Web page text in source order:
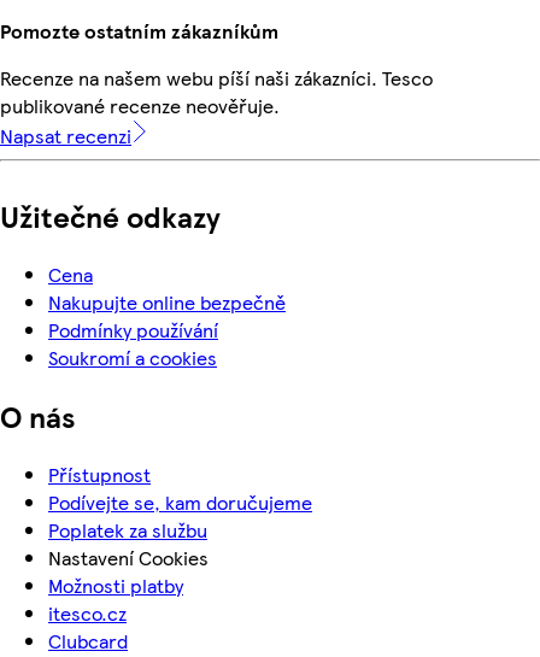
Pomozte ostatním zákazníkům
Recenze na našem webu píší naši zákazníci. Tesco
publikované recenze neověřuje.
Napsat recenzi
Užitečné odkazy
Cena
Nakupujte online bezpečně
Podmínky používání
Soukromí a cookies
O nás
Přístupnost
Podívejte se, kam doručujeme
Poplatek za službu
Nastavení Cookies
Možnosti platby
itesco.cz
Clubcard